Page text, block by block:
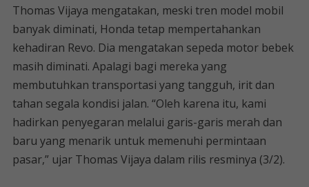
Thomas Vijaya mengatakan, meski tren model mobil
banyak diminati, Honda tetap mempertahankan
kehadiran Revo. Dia mengatakan sepeda motor bebek
masih diminati. Apalagi bagi mereka yang
membutuhkan transportasi yang tangguh, irit dan
tahan segala kondisi jalan. “Oleh karena itu, kami
hadirkan penyegaran melalui garis-garis merah dan
baru yang menarik untuk memenuhi permintaan
pasar,” ujar Thomas Vijaya dalam rilis resminya (3/2).